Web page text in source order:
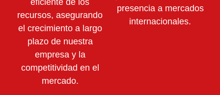
eficiente de los
recursos, asegurando
el crecimiento a largo
plazo de nuestra
empresa y la
competitividad en el
mercado.
presencia a mercados
internacionales.